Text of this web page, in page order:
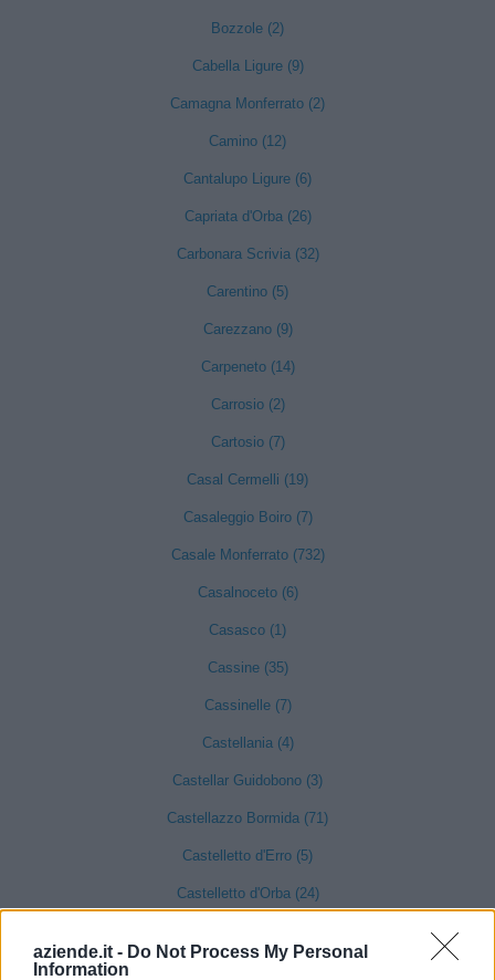
aziende.it - Do Not Process My Personal
Information
Bozzole (2)
Cabella Ligure (9)
Camagna Monferrato (2)
Camino (12)
Cantalupo Ligure (6)
Capriata d'Orba (26)
Carbonara Scrivia (32)
Carentino (5)
Carezzano (9)
Carpeneto (14)
Carrosio (2)
Cartosio (7)
Casal Cermelli (19)
Casaleggio Boiro (7)
Casale Monferrato (732)
Casalnoceto (6)
Casasco (1)
Cassine (35)
Cassinelle (7)
Castellania (4)
Castellar Guidobono (3)
Castellazzo Bormida (71)
Castelletto d'Erro (5)
Castelletto d'Orba (24)